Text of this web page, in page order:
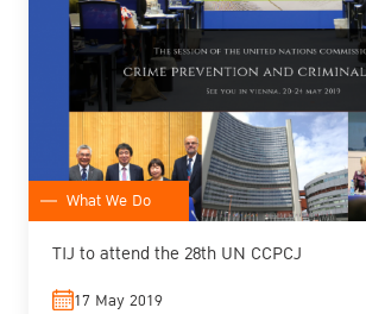
What We Do
TIJ to attend the 28th UN CCPCJ
17 May 2019